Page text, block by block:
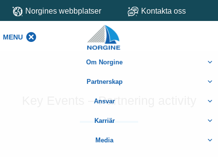
Norgines webbplatser Kontakta oss
MENU
Om Norgine
Partnerskap
Ansvar
Karriär
Media
Key Events – Partnering activity